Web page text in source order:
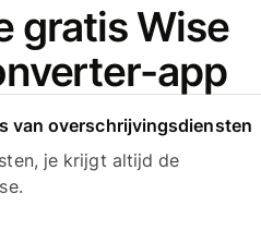
gratis Wise
app
van overschrijvingsdiensten
je krijgt altijd de